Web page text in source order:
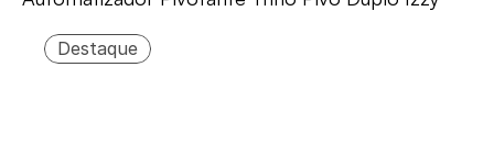
Destaque